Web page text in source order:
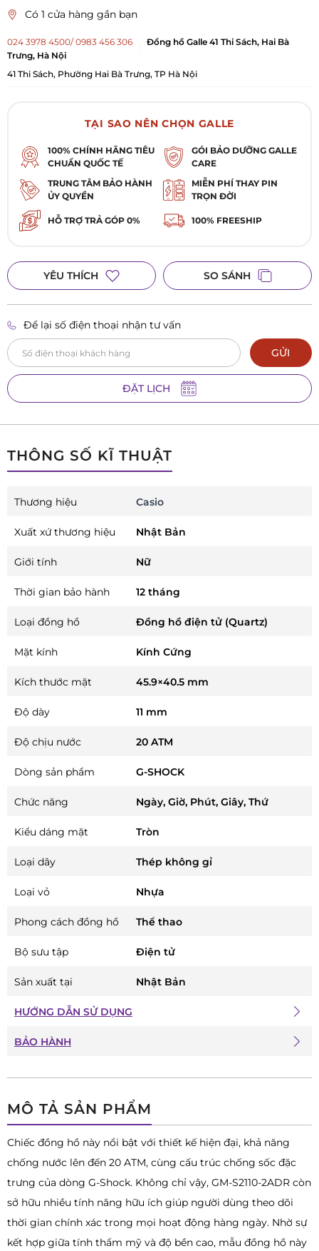
Có 1 cửa hàng gần bạn
024 3978 4500/ 0983 456 306
Đồng hồ Galle 41 Thi Sách, Hai Bà
Trưng, Hà Nội
41 Thi Sách, Phường Hai Bà Trưng, TP Hà Nội
TẠI SAO NÊN CHỌN GALLE
100% CHÍNH HÃNG TIÊU
CHUẨN QUỐC TẾ
GÓI BẢO DƯỠNG GALLE
CARE
TRUNG TÂM BẢO HÀNH
ỦY QUYỀN
MIỄN PHÍ THAY PIN
TRỌN ĐỜI
HỖ TRỢ TRẢ GÓP 0% 100% FREESHIP
YÊU THÍCH SO SÁNH
Để lại số điện thoại nhận tư vấn
GỬI
ĐẶT LỊCH
MÔ TẢ SẢN PHẨM
Chiếc đồng hồ này nổi bật với thiết kế hiện đại, khả năng
chống nước lên đến 20 ATM, cùng cấu trúc chống sốc đặc
trưng của dòng G-Shock. Không chỉ vậy, GM-S2110-2ADR còn
sở hữu nhiều tính năng hữu ích giúp người dùng theo dõi
thời gian chính xác trong mọi hoạt động hàng ngày. Nhờ sự
kết hợp giữa tính thẩm mỹ và độ bền cao, mẫu đồng hồ này
THÔNG SỐ KĨ THUẬT
Thương hiệu Casio
Xuất xứ thương hiệu Nhật Bản
Giới tính Nữ
Thời gian bảo hành 12 tháng
Loại đồng hồ Đồng hồ điện tử (Quartz)
Mặt kính Kính Cứng
Kích thước mặt 45.9×40.5 mm
Độ dày 11 mm
Độ chịu nước 20 ATM
Dòng sản phẩm G-SHOCK
Chức năng Ngày, Giờ, Phút, Giây, Thứ
Kiểu dáng mặt Tròn
Loại dây Thép không gỉ
Loại vỏ Nhựa
Phong cách đồng hồ Thể thao
Bộ sưu tập Điện tử
Sản xuất tại Nhật Bản
HƯỚNG DẪN SỬ DỤNG
BẢO HÀNH